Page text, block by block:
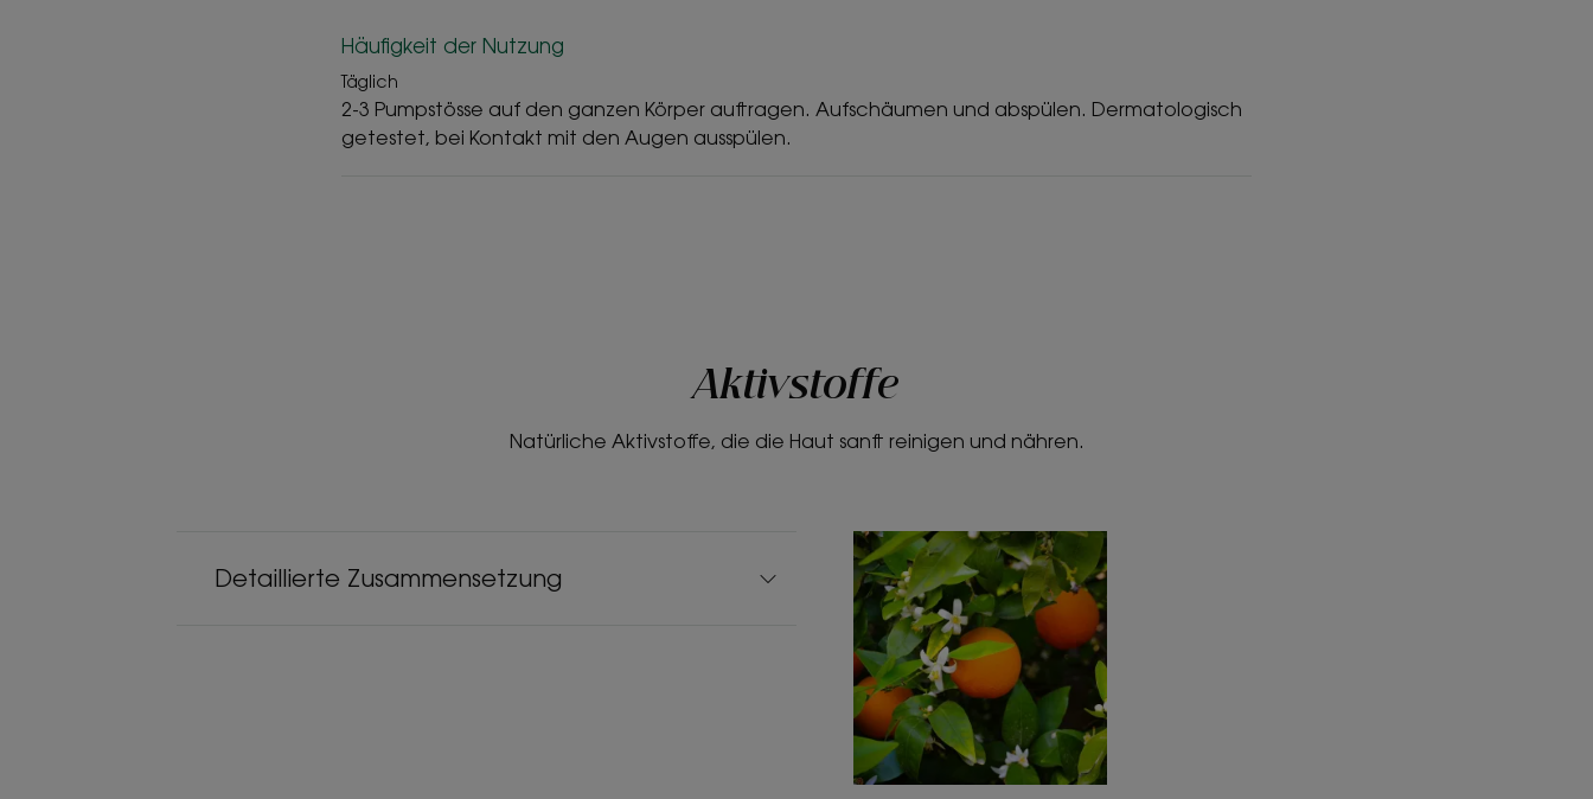
Häufigkeit der Nutzung
Täglich
2-3 Pumpstösse auf den ganzen Körper auftragen. Aufschäumen und abspülen. Dermatologisch
getestet, bei Kontakt mit den Augen ausspülen.
Aktivstoffe
Natürliche Aktivstoffe, die die Haut sanft reinigen und nähren.
Detaillierte Zusammensetzung